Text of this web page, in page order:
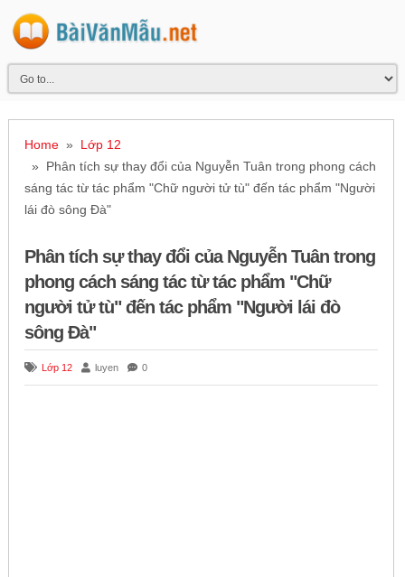
Home» Lớp 12
» Phân tích sự thay đổi của Nguyễn Tuân trong phong cách
sáng tác từ tác phẩm "Chữ người tử tù" đến tác phẩm "Người
lái đò sông Đà"
Phân tích sự thay đổi của Nguyễn Tuân trong
phong cách sáng tác từ tác phẩm "Chữ
người tử tù" đến tác phẩm "Người lái đò
sông Đà"
Lớp 12 luyen 0